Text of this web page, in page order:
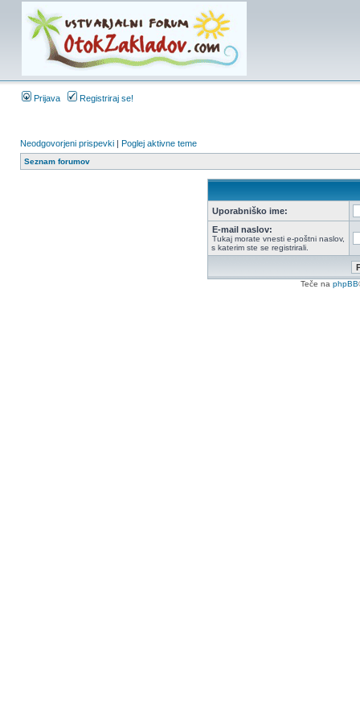
Prijava Registriraj se!
Neodgovorjeni prispevki | Poglej aktivne teme
Seznam forumov
Uporabniško ime:
E-mail naslov:
Tukaj morate vnesti e-poštni naslov,
s katerim ste se registrirali.
Teče na phpBB